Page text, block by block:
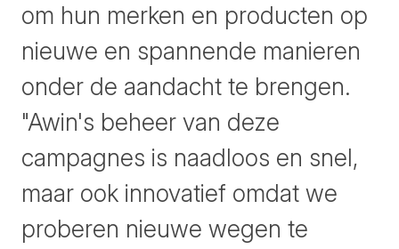
om hun merken en producten op
nieuwe en spannende manieren
onder de aandacht te brengen.
"Awin's beheer van deze
campagnes is naadloos en snel,
maar ook innovatief omdat we
proberen nieuwe wegen te